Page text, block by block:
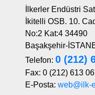
İlkerler Endüstri
İkitelli OSB. 10.
No:2 Kat:4 34490
Başakşehir-
Telefon: 0 (212)
Fax: 0 (212) 613
E-Posta: web@ilk-